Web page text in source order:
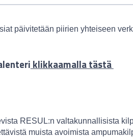
päivitetään piirien yhteiseen
klikkaamalla tästä
RESUL:n valtakunnallisista
muista avoimista